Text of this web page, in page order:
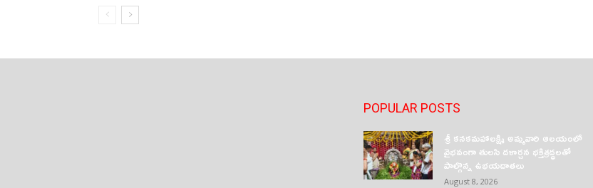
POPULAR POSTS
శ్రీ కనకమహాలక్ష్మి అమ్మవారి ఆలయంలో
వైభవంగా తులసి దళార్చన భక్తిశ్రద్ధలతో
పాల్గొన్న ఉభయదాతలు
August 8, 2026